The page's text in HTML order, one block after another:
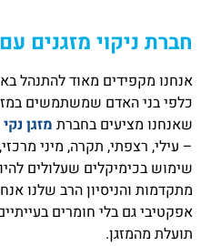
חברת ניקוי מזגנים
אנחנו מקפידים מאוד להתנהל
כלפי בני האדם שמשתמשים
שאנחנו מציעים בחברת מזגן נקי
שימוש בכימיקלים שעלולים
מתקדמות והניסיון הרב שלנו
אפקטיבי גם בלי חומרים
תועלת מהמזגן.